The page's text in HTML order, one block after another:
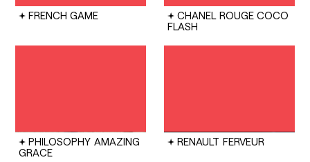
FRENCH GAME CHANEL ROUGE COCO
FLASH
PHILOSOPHY AMAZING
GRACE
RENAULT FERVEUR